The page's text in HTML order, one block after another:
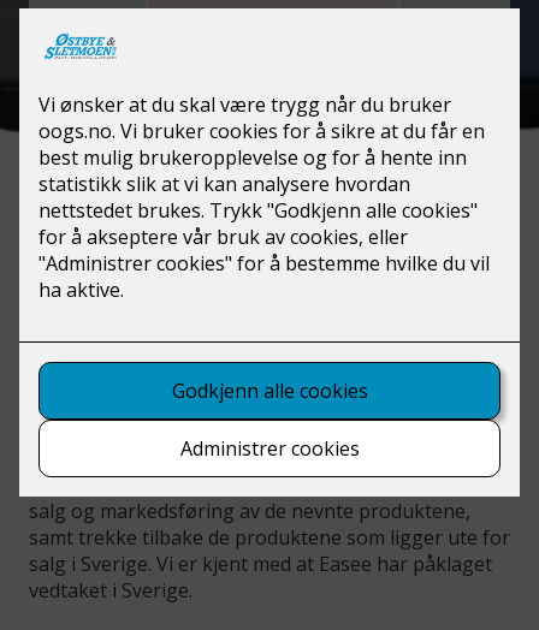
Det er modelleneHomeogChargesom onsdag 15.
mars fikk salgsforbud i Sverige. Det er svenske
elsikkerhetsmyndigheter som har tatt ut
ladeboksene til test, funnet avvik og gjort vedtak.
Salgsforbudet fungerer slik at Easee nå må stoppe
salg og markedsføring av de nevnte produktene,
samt trekke tilbake de produktene som ligger ute for
salg i Sverige. Vi er kjent med at Easee har påklaget
vedtaket i Sverige.